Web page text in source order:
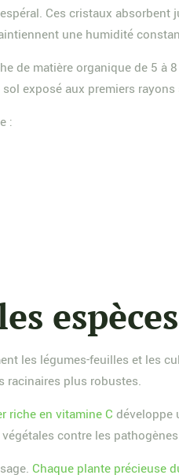
Ces cristaux
une humidité
matière organique de 5 à
exposé aux premiers rayons
:
les légumes-feuilles et les
racinaires plus robustes.
riche en vitamine C développe
contre les
Chaque plante précieuse